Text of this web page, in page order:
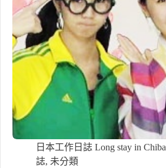
日本工作日誌 Long stay in Chiba
誌, 未分類